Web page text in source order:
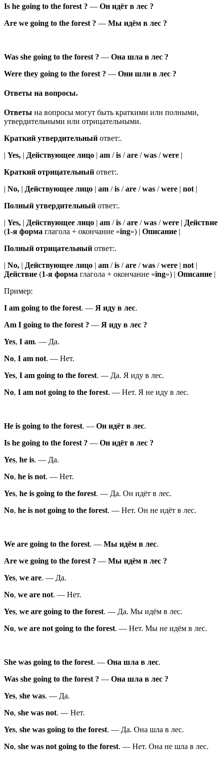
Is he going to the forest ? — Он идёт в лес ?
Are we going to the forest ? — Мы идём в лес ?
Was she going to the forest ? — Она шла в лес ?
Were they going to the forest ? — Они шли в лес ?
Ответы на вопросы.
Ответы на вопросы могут быть краткими или полными,
утвердительными или отрицательными.
Краткий утвердительный ответ:.
| Yes, | Действующее лицо | am /is /are /was /were |
Краткий отрицательный ответ:.
| No, | Действующее лицо | am /is /are /was /were | not|
Полный утвердительный ответ:.
| Yes, | Действующее лицо | am /is /are /was /were | Действие
(1-я форма глагола + окончание «ing») | Описание |
Полный отрицательный ответ:.
| No, | Действующее лицо | am /is /are /was /were | not|
Действие (1-я форма глагола + окончание «ing») | Описание |
Пример:
I am going to the forest. — Я иду в лес.
Am I going to the forest ? — Я иду в лес ?
Yes, I am. — Да.
No, I am not. — Нет.
Yes, I am going to the forest. — Да. Я иду в лес.
No, I am not going to the forest. — Нет. Я не иду в лес.
He is going to the forest. — Он идёт в лес.
Is he going to the forest ? — Он идёт в лес ?
Yes, he is. — Да.
No, he is not. — Нет.
Yes, he is going to the forest. — Да. Он идёт в лес.
No, he is not going to the forest. — Нет. Он не идёт в лес.
We are going to the forest. — Мы идём в лес.
Are we going to the forest ? — Мы идём в лес ?
Yes, we are. — Да.
No, we are not. — Нет.
Yes, we are going to the forest. — Да. Мы идём в лес.
No, we are not going to the forest. — Нет. Мы не идём в лес.
She was going to the forest. — Она шла в лес.
Was she going to the forest ? — Она шла в лес ?
Yes, she was. — Да.
No, she was not. — Нет.
Yes, she was going to the forest. — Да. Она шла в лес.
No, she was not going to the forest. — Нет. Она не шла в лес.